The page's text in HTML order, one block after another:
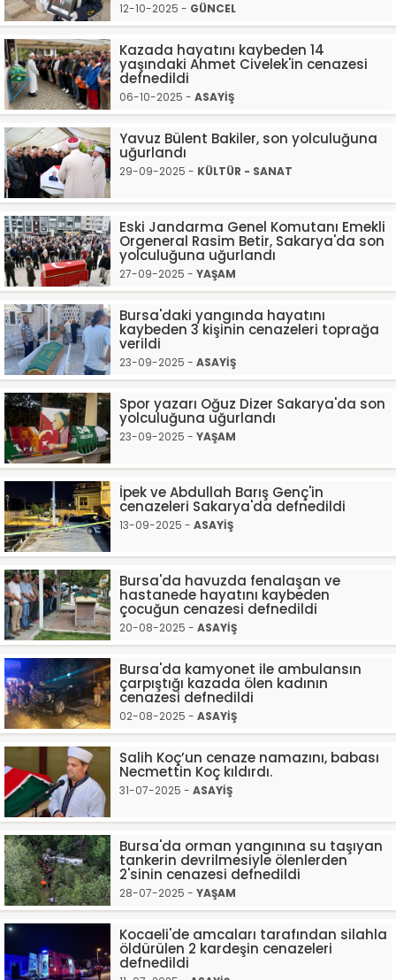
12-10-2025 - GÜNCEL
Kazada hayatını kaybeden 14
yaşındaki Ahmet Civelek'in cenazesi
defnedildi
06-10-2025 - ASAYİŞ
Yavuz Bülent Bakiler, son yolculuğuna
uğurlandı
29-09-2025 - KÜLTÜR - SANAT
Eski Jandarma Genel Komutanı Emekli
Orgeneral Rasim Betir, Sakarya'da son
yolculuğuna uğurlandı
27-09-2025 - YAŞAM
Bursa'daki yangında hayatını
kaybeden 3 kişinin cenazeleri toprağa
verildi
23-09-2025 - ASAYİŞ
Spor yazarı Oğuz Dizer Sakarya'da son
yolculuğuna uğurlandı
23-09-2025 - YAŞAM
İpek ve Abdullah Barış Genç'in
cenazeleri Sakarya'da defnedildi
13-09-2025 - ASAYİŞ
Bursa'da havuzda fenalaşan ve
hastanede hayatını kaybeden
çocuğun cenazesi defnedildi
20-08-2025 - ASAYİŞ
Bursa'da kamyonet ile ambulansın
çarpıştığı kazada ölen kadının
cenazesi defnedildi
02-08-2025 - ASAYİŞ
Salih Koç’un cenaze namazını, babası
Necmettin Koç kıldırdı.
31-07-2025 - ASAYİŞ
Bursa'da orman yangınına su taşıyan
tankerin devrilmesiyle ölenlerden
2'sinin cenazesi defnedildi
28-07-2025 - YAŞAM
Kocaeli'de amcaları tarafından silahla
öldürülen 2 kardeşin cenazeleri
defnedildi